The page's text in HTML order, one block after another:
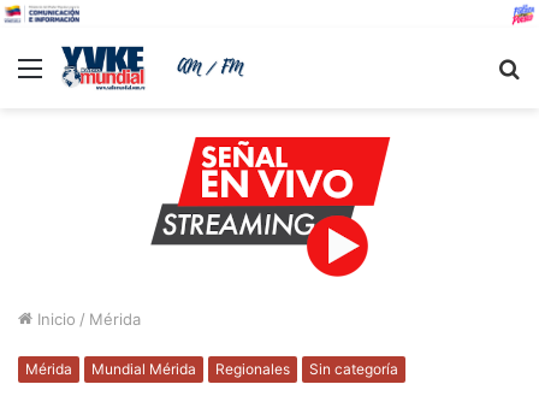
Menu
Inicio / Mérida
Mérida Mundial Mérida Regionales Sin categoría